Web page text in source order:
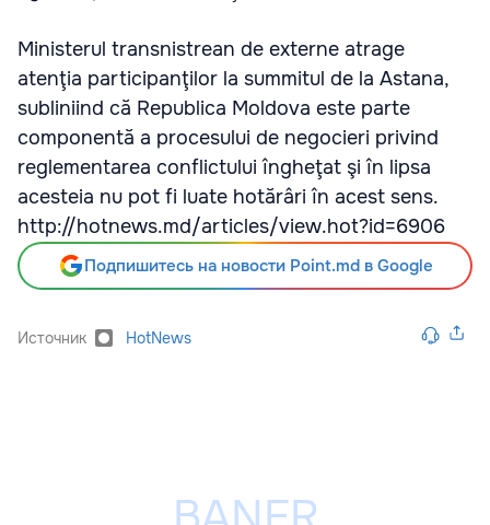
Ministerul transnistrean de externe atrage
atenţia participanţilor la summitul de la Astana,
subliniind că Republica Moldova este parte
componentă a procesului de negocieri privind
reglementarea conflictului îngheţat şi în lipsa
acesteia nu pot fi luate hotărâri în acest sens.
http://hotnews.md/articles/view.hot?id=6906
Подпишитесь на новости Point.md в Google
Источник HotNews